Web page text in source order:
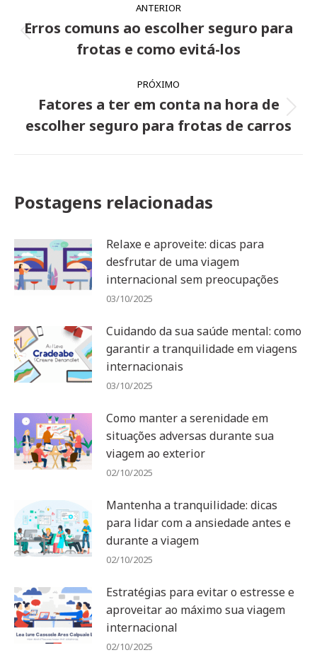
de
ANTERIOR
Post
anterior:
Erros comuns ao escolher seguro para
frotas e como evitá-los
PRÓXIMO
Próximo
post:
Fatores a ter em conta na hora de
escolher seguro para frotas de carros
Postagens relacionadas
Relaxe e aproveite: dicas para
desfrutar de uma viagem
internacional sem preocupações
03/10/2025
Cuidando da sua saúde mental: como
garantir a tranquilidade em viagens
internacionais
03/10/2025
Como manter a serenidade em
situações adversas durante sua
viagem ao exterior
02/10/2025
Mantenha a tranquilidade: dicas
para lidar com a ansiedade antes e
durante a viagem
02/10/2025
Estratégias para evitar o estresse e
aproveitar ao máximo sua viagem
internacional
02/10/2025